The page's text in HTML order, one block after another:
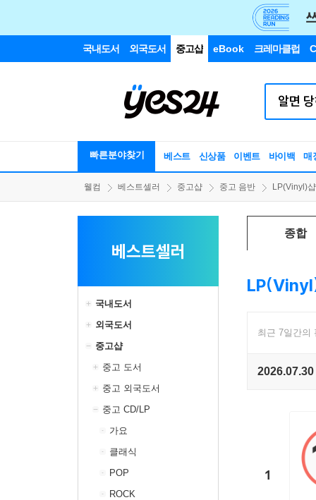
국내도서 외국도서 중고샵 eBook 크레마클럽
빠른분야찾기 베스트 신상품 이벤트 바이백 매
웰컴 베스트셀러 중고샵 중고 음반 LP(Vinyl)샵
베스트셀러
국내도서
외국도서
중고샵
중고 도서
중고 외국도서
중고 CD/LP
가요
클래식
POP
ROCK
종합
최근 7일간의
1